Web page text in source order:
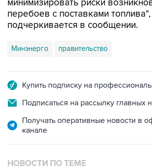
подчеркивается в сообщении.
Минэнерго правительство
Подписаться на рассылку главных
Получать оперативные новости в
канале
НОВОСТИ ПО ТЕМЕ
2 июля 23:20